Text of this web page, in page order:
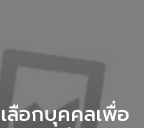
ลือกบุคคลเพื่อ